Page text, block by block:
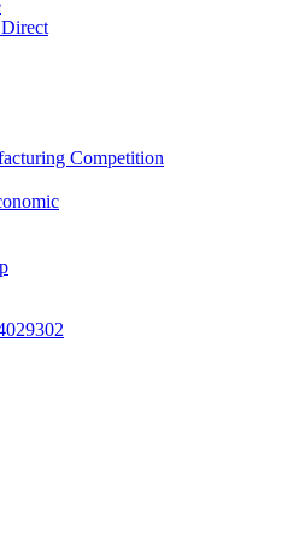
Competition